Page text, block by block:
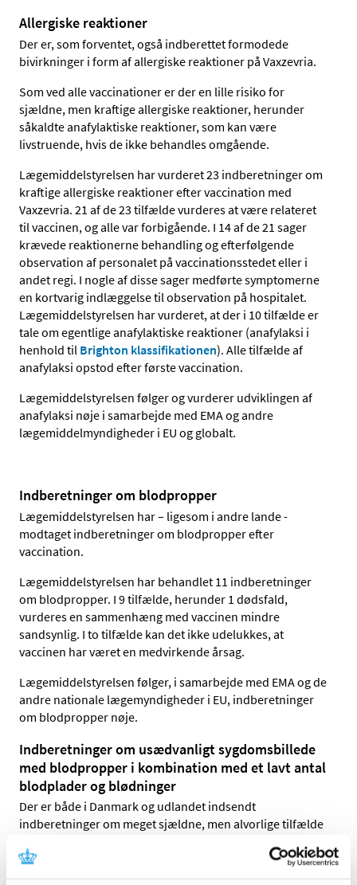
Allergiske reaktioner
Der er, som forventet, også indberettet formodede
bivirkninger i form af allergiske reaktioner på Vaxzevria.
Som ved alle vaccinationer er der en lille risiko for
sjældne, men kraftige allergiske reaktioner, herunder
såkaldte anafylaktiske reaktioner, som kan være
livstruende, hvis de ikke behandles omgående.
Lægemiddelstyrelsen har vurderet 23 indberetninger om
kraftige allergiske reaktioner efter vaccination med
Vaxzevria. 21 af de 23 tilfælde vurderes at være relateret
til vaccinen, og alle var forbigående. I 14 af de 21 sager
krævede reaktionerne behandling og efterfølgende
observation af personalet på vaccinationsstedet eller i
andet regi. I nogle af disse sager medførte symptomerne
en kortvarig indlæggelse til observation på hospitalet.
Lægemiddelstyrelsen har vurderet, at der i 10 tilfælde er
tale om egentlige anafylaktiske reaktioner (anafylaksi i
henhold til Brighton klassifikationen). Alle tilfælde af
anafylaksi opstod efter første vaccination.
Lægemiddelstyrelsen følger og vurderer udviklingen af
anafylaksi nøje i samarbejde med EMA og andre
lægemiddelmyndigheder i EU og globalt.
Indberetninger om blodpropper
Lægemiddelstyrelsen har – ligesom i andre lande -
modtaget indberetninger om blodpropper efter
vaccination.
Lægemiddelstyrelsen har behandlet 11 indberetninger
om blodpropper. I 9 tilfælde, herunder 1 dødsfald,
vurderes en sammenhæng med vaccinen mindre
sandsynlig. I to tilfælde kan det ikke udelukkes, at
vaccinen har været en medvirkende årsag.
Lægemiddelstyrelsen følger, i samarbejde med EMA og de
andre nationale lægemyndigheder i EU, indberetninger
om blodpropper nøje.
Indberetninger om usædvanligt sygdomsbillede
med blodpropper i kombination med et lavt antal
blodplader og blødninger
Der er både i Danmark og udlandet indsendt
indberetninger om meget sjældne, men alvorlige tilfælde
blodplader, i nogle tilfælde ledsaget af blødning, efter
vaccination med Vaxzevria. Blodpropperne er i disse